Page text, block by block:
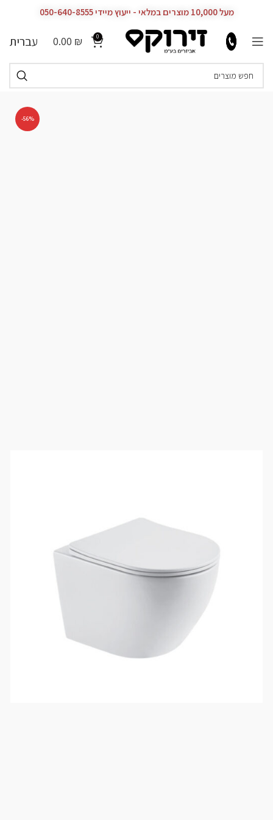
מעל 10,000 מוצרים במלאי - ייעוץ מיידי 050-640-8555
0
0.00 ₪ עברית
-56%